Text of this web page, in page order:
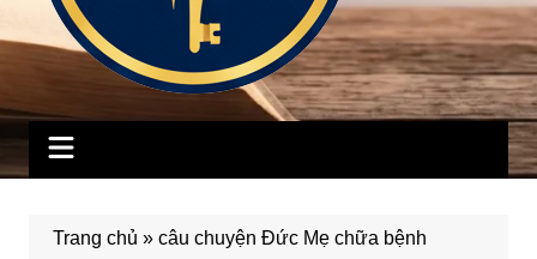
Trang chủ » câu chuyện Đức Mẹ chữa bệnh